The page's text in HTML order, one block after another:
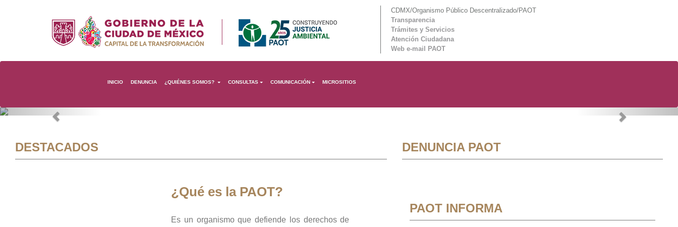
CDMX/Organismo Público Descentralizado/PAOT
Transparencia
Trámites y Servicios
Atención Ciudadana
Web e-mail PAOT
INICIO DENUNCIA ¿QUIÉNES SOMOS? CONSULTAS COMUNICACIÓN MICROSITIOS
Previous Next
DESTACADOS
¿Qué es la PAOT?
Es un organismo que defiende los derechos de
DENUNCIA PAOT
PAOT INFORMA